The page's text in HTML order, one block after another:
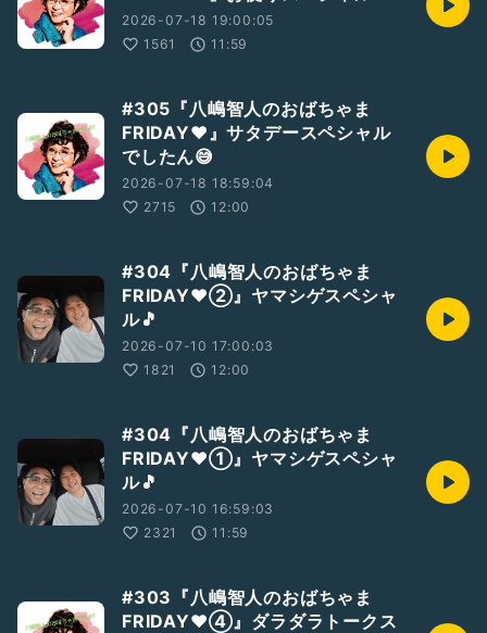
2026-07-18 19:00:05
1561
11:59
#305『八嶋智人のおばちゃま
FRIDAY❤️』サタデースペシャル
でしたん😅
2026-07-18 18:59:04
2715
12:00
#304『八嶋智人のおばちゃま
FRIDAY❤②』ヤマシゲスペシャ
ル🎵
2026-07-10 17:00:03
1821
12:00
#304『八嶋智人のおばちゃま
FRIDAY❤①』ヤマシゲスペシャ
ル🎵
2026-07-10 16:59:03
2321
11:59
#303『八嶋智人のおばちゃま
FRIDAY❤④』ダラダラトークス